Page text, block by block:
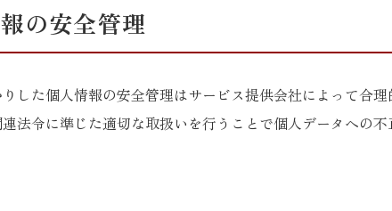
の安全管理
した個人情報の安全管理はサービス提供会社によって合
法令に準じた適切な取扱いを行うことで個人データへの